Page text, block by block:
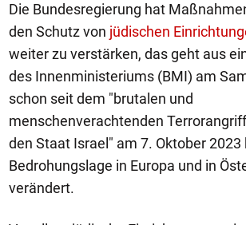
Die Bundesregierung hat
den Schutz von jüdischen
weiter zu verstärken, das geht aus
des Innenministeriums (BMI) am
schon seit dem "brutalen und
menschenverachtenden
den Staat Israel" am 7. Oktober 2023
Bedrohungslage in Europa und in
verändert.